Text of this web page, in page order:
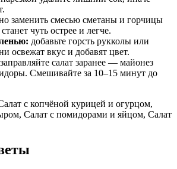
заменить смесью сметаны и горчицы
чуть острее и легче.
добавьте горсть рукколы или
освежат вкус и добавят цвет.
салат заранее — майонез
Смешивайте за 10–15 минут до
с копчёной курицей и огурцом,
Салат с помидорами и яйцом, Салат